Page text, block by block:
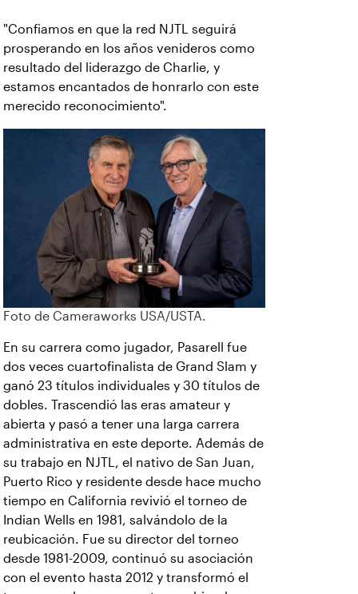
"Confiamos en que la red NJTL seguirá
prosperando en los años venideros como
resultado del liderazgo de Charlie, y
estamos encantados de honrarlo con este
merecido reconocimiento".
Foto de Cameraworks USA/USTA.
En su carrera como jugador, Pasarell fue
dos veces cuartofinalista de Grand Slam y
ganó 23 títulos individuales y 30 títulos de
dobles. Trascendió las eras amateur y
abierta y pasó a tener una larga carrera
administrativa en este deporte. Además de
su trabajo en NJTL, el nativo de San Juan,
Puerto Rico y residente desde hace mucho
tiempo en California revivió el torneo de
Indian Wells en 1981, salvándolo de la
reubicación. Fue su director del torneo
desde 1981-2009, continuó su asociación
con el evento hasta 2012 y transformó el